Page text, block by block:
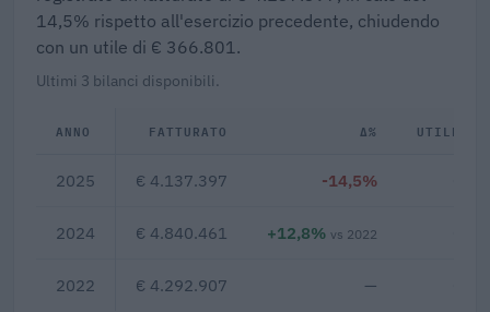
14,5% rispetto all'esercizio precedente, chiudendo
con un utile di € 366.801.
Ultimi 3 bilanci disponibili.
ANNO FATTURATO Δ% UTILE/
2025 € 4.137.397 -14,5%
2024 € 4.840.461 +12,8% vs 2022
2022 € 4.292.907 —